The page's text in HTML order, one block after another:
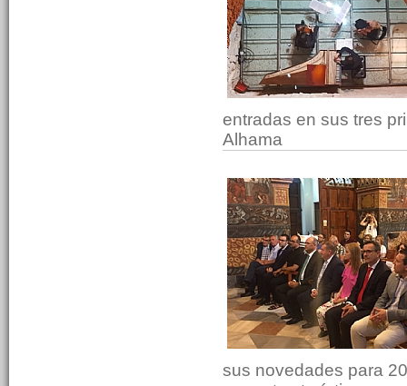
entradas en sus tres
Alhama
sus novedades para